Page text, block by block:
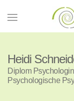
Heidi
Diplom Psychologin
Psychologische